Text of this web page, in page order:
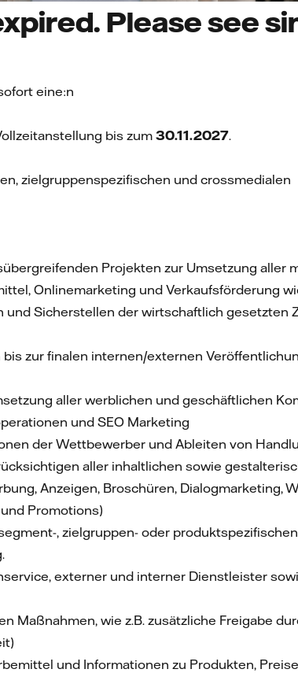
Please see
eine:n
bis zum30.11.2027.
zielgruppenspezifischen und crossmedialen
Projekten zur Umsetzung aller
Onlinemarketing und Verkaufsförderung
und Sicherstellen der wirtschaftlich gesetzten
zur finalen internen/externen
aller werblichen und geschäftlichen
und SEO Marketing
der Wettbewerber und Ableiten von
aller inhaltlichen sowie
Anzeigen, Broschüren, Dialogmarketing,
Promotions)
, zielgruppen- oder
externer und interner Dienstleister
Maßnahmen, wie z.B. zusätzliche Freigabe
und Informationen zu Produkten,